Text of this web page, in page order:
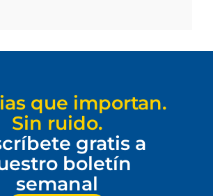
que importan.
Sin ruido.
gratis a
boletín
semanal